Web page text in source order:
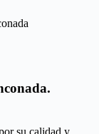
su calidad y